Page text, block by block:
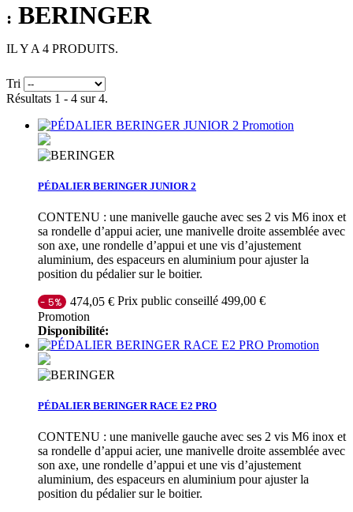
: BERINGER
IL Y A 4 PRODUITS.
Tri
Résultats 1 - 4 sur 4.
Promotion
PÉDALIER BERINGER JUNIOR 2
CONTENU : une manivelle gauche avec ses 2 vis M6 inox et
sa rondelle d’appui acier, une manivelle droite assemblée avec
son axe, une rondelle d’appui et une vis d’ajustement
aluminium, des espaceurs en aluminium pour ajuster la
position du pédalier sur le boitier.
- 5% 474,05 € Prix public conseillé 499,00 €
Promotion
Disponibilité:
Promotion
PÉDALIER BERINGER RACE E2 PRO
CONTENU : une manivelle gauche avec ses 2 vis M6 inox et
sa rondelle d’appui acier, une manivelle droite assemblée avec
son axe, une rondelle d’appui et une vis d’ajustement
aluminium, des espaceurs en aluminium pour ajuster la
position du pédalier sur le boitier.